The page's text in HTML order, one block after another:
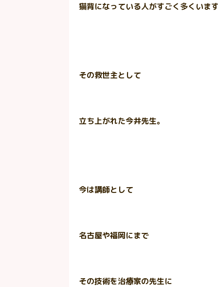
猫背になっている人がすごく多くいま
その救世主として
立ち上がれた今井先生。
今は講師として
名古屋や福岡にまで
その技術を治療家の先生に